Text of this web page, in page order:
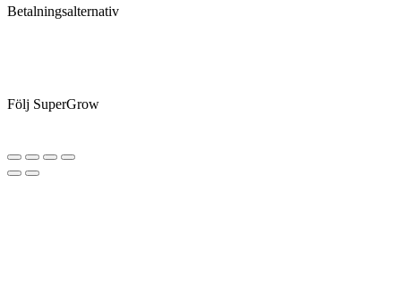
Betalningsalternativ
Följ SuperGrow